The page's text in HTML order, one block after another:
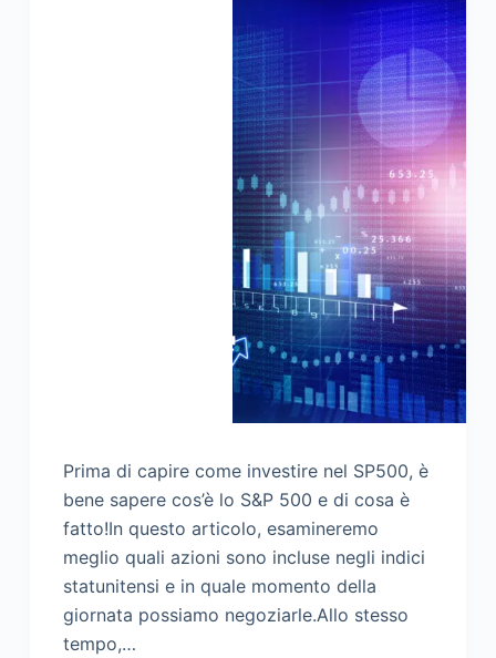
Prima di capire come investire nel SP500, è
bene sapere cos’è lo S&P 500 e di cosa è
fatto!In questo articolo, esamineremo
meglio quali azioni sono incluse negli indici
statunitensi e in quale momento della
giornata possiamo negoziarle.Allo stesso
tempo,…